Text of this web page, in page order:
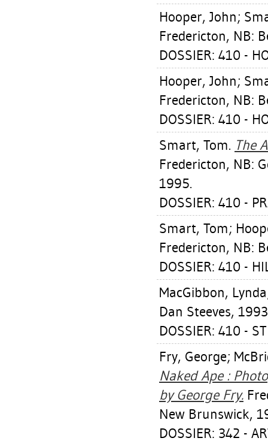
Hooper, John;
Fredericton, NB:
DOSSIER: 410 -
Hooper, John;
Fredericton, NB:
DOSSIER: 410 -
Smart, Tom. The
Fredericton, NB:
1995.
DOSSIER: 410 -
Smart, Tom;
Fredericton, NB:
DOSSIER: 410 -
MacGibbon, Lynda
Dan Steeves,
DOSSIER: 410 -
Fry, George;
Naked Ape :
by George Fry.
New Brunswick,
DOSSIER: 342 -